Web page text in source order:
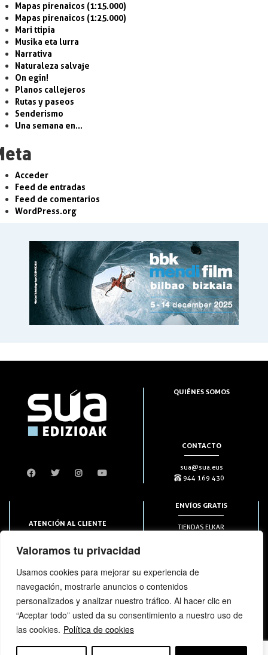
Valoramos tu privacidad
Usamos cookies para mejorar su experiencia de
navegación, mostrarle anuncios o contenidos
personalizados y analizar nuestro tráfico. Al hacer clic en
“Aceptar todo” usted da su consentimiento a nuestro uso de
las cookies. Política de cookies
Mapas pirenaicos (1:15.000)
Mapas pirenaicos (1:25.000)
Mari ttipia
Musika eta lurra
Narrativa
Naturaleza salvaje
On egin!
Planos callejeros
Rutas y paseos
Senderismo
Una semana en…
Acceder
Feed de entradas
Feed de comentarios
WordPress.org
QUIÉNES SOMOS
CONTACTO
sua@sua.eus
944 169 430
ATENCIÓN AL CLIENTE
944 169 430
SUSCRIPCIONES
ENVÍOS GRATIS
TIENDAS ELKAR